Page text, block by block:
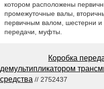
котором расположены
промежуточные валы,
первичным валом, шестерни и
передачи, муфты.
Коробка
демультипликатором
средства // 2752437